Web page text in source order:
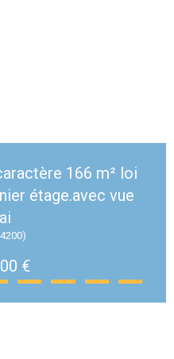
166 m² loi
étage.avec vue
€